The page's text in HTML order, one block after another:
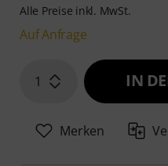
Alle Preise inkl. MwSt.
Auf Anfrage
1 IN
Merken